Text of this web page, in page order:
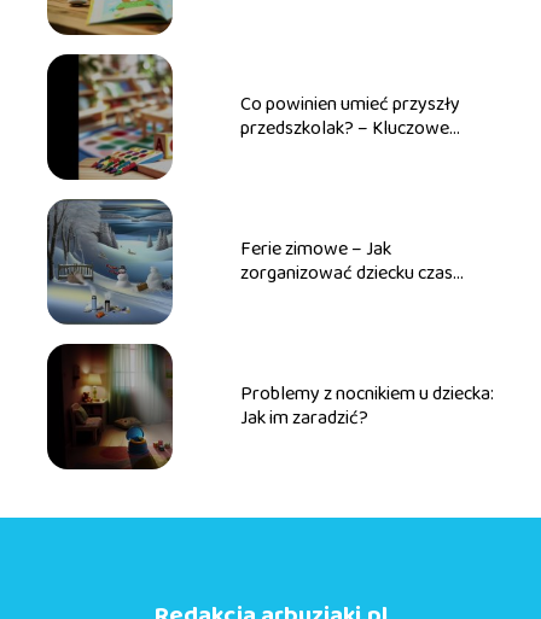
Co powinien umieć przyszły
przedszkolak? – Kluczowe
Ferie zimowe – Jak
zorganizować dziecku czas
Problemy z nocnikiem u dziecka:
Jak im zaradzić?